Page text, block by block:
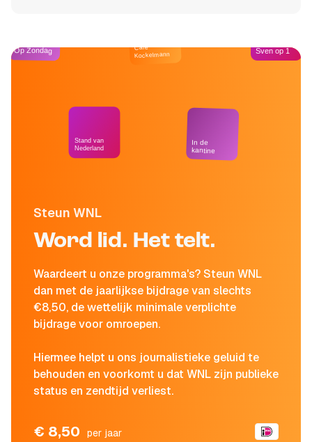
Steun WNL
Word lid. Het telt.
Waardeert u onze programma's? Steun WNL
dan met de jaarlijkse bijdrage van slechts
€8,50, de wettelijk minimale verplichte
bijdrage voor omroepen.
Hiermee helpt u ons journalistieke geluid te
behouden en voorkomt u dat WNL zijn publieke
status en zendtijd verliest.
€ 8,50 per jaar
Op Zondag
Stand van
Nederland
Café
Kockelmann
In de
kantine
Sven op 1